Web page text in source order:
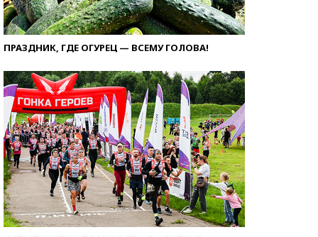
ПРАЗДНИК, ГДЕ ОГУРЕЦ — ВСЕМУ ГОЛОВА!